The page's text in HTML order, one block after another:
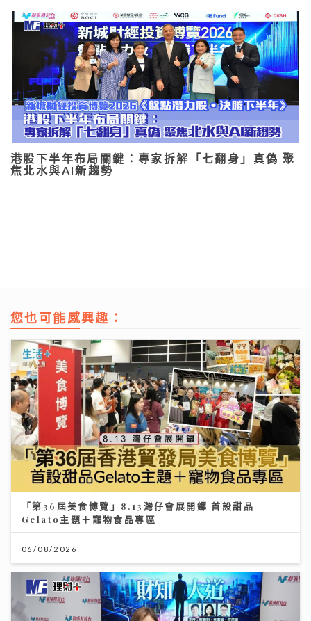
港股下半年布局關鍵：專家拆解「七翻身」真偽 聚
焦北水與AI新趨勢
您也可能感興趣：
「第36屆美食博覽」8.13灣仔會展開鑼 首設甜品
Gelato主題＋寵物食品專區
06/08/2026